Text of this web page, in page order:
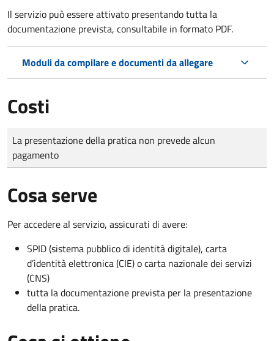
Il servizio può essere attivato presentando tutta la
documentazione prevista, consultabile in formato PDF.
Moduli da compilare e documenti da allegare
Costi
Tipo di pagamento
Importo
La presentazione della pratica non prevede alcun
pagamento
Cosa serve
Per accedere al servizio, assicurati di avere:
SPID (sistema pubblico di identità digitale), carta
d’identità elettronica (CIE) o carta nazionale dei servizi
(CNS)
tutta la documentazione prevista per la presentazione
della pratica.